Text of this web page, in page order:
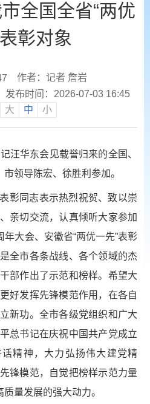
全国全省“两优
彰对象
作者：记者 詹岩
发布时间：2026-07-03 16:45
大 中 小
汪华东会见载誉归来的全国、
领导陈宏、徐胜利参加。
彰同志表示热烈祝贺、致以崇
亲切交流，认真倾听大家参加
大会、安徽省“两优一先”表彰
全市各条战线、各个领域的杰
部作出了示范和榜样。希望大
好发挥先锋模范作用，在各自
新功。全市各级党组织和广大
总书记在庆祝中国共产党成立
精神，大力弘扬伟大建党精
锋模范，自觉把榜样示范力量
量发展的强大动力。